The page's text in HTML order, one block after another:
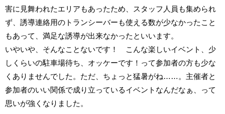
害に見舞われたエリアもあったため、スタッフ人員も集められ
ず、誘導連絡用のトランシーバーも使える数が少なかったこと
もあって、満足な誘導が出来なかったといいます。
いやいや、そんなことないです！ こんな楽しいイベント、少
しくらいの駐車場待ち、オッケーです！って参加者の方も少な
くありませんでした。ただ、ちょっと猛暑がね……。主催者と
参加者のいい関係で成り立っているイベントなんだなぁ、って
思いが強くなりました。